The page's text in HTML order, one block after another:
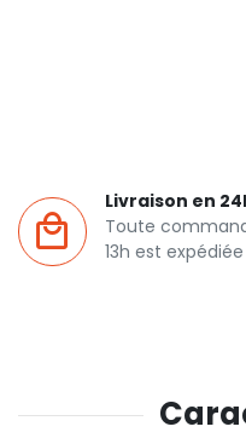
Livraison en
Toute
13h est